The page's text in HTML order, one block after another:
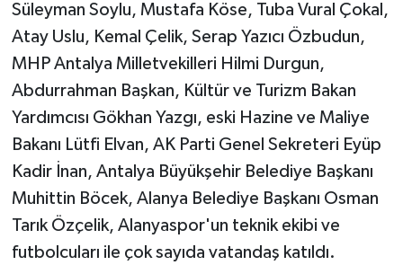
Süleyman Soylu, Mustafa Köse, Tuba Vural Çokal,
Atay Uslu, Kemal Çelik, Serap Yazıcı Özbudun,
MHP Antalya Milletvekilleri Hilmi Durgun,
Abdurrahman Başkan, Kültür ve Turizm Bakan
Yardımcısı Gökhan Yazgı, eski Hazine ve Maliye
Bakanı Lütfi Elvan, AK Parti Genel Sekreteri Eyüp
Kadir İnan, Antalya Büyükşehir Belediye Başkanı
Muhittin Böcek, Alanya Belediye Başkanı Osman
Tarık Özçelik, Alanyaspor'un teknik ekibi ve
futbolcuları ile çok sayıda vatandaş katıldı.